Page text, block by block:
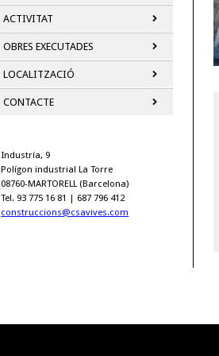
ACTIVITAT
OBRES EXECUTADES
LOCALITZACIÓ
CONTACTE
Industría, 9
Polígon industrial La Torre
08760-MARTORELL (Barcelona)
Tel. 93 775 16 81 | 687 796 412
construccions@csavives.com